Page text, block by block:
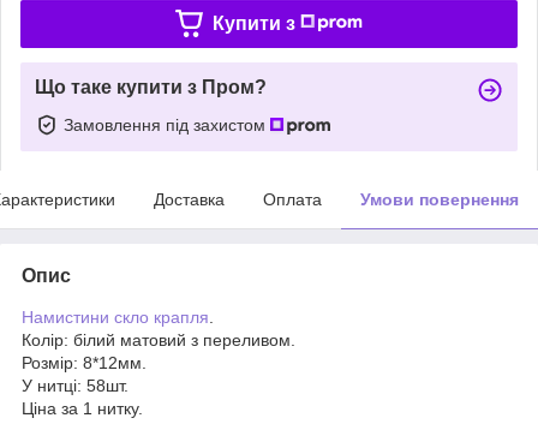
Купити з
Що таке купити з Пром?
Замовлення під захистом
Доставка Оплата Умови повернення
Опис
Намистини скло крапля
Колір: білий матовий з переливом.
Розмір: 8*12мм.
У нитці: 58шт.
Ціна за 1 нитку.